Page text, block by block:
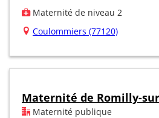
Maternité de niveau 2
Coulommiers (77120)
Maternité de Romilly-
Maternité publique